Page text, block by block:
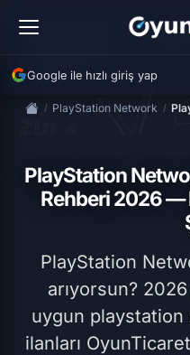
Google ile hızlı giriş yap
PlayStation Network
PlayStation
Rehberi 2026 —
PlayStation
arıyorsun?
uygun
ilanları